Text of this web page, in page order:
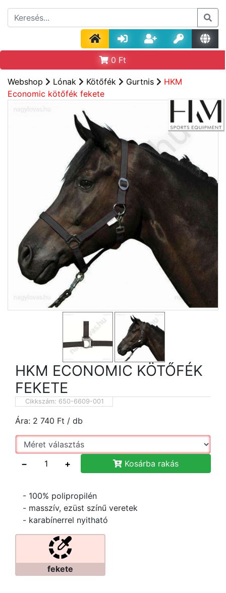
0 Ft
Webshop Lónak Kötőfék Gurtnis
HKM
Economic kötőfék fekete
HKM ECONOMIC KÖTŐFÉK
FEKETE
Cikkszám: 650-6609-001
Ára: 2 740 Ft / db
− + Kosárba rakás
- 100% polipropilén
- masszív, ezüst színű veretek
- karabínerrel nyitható
fekete